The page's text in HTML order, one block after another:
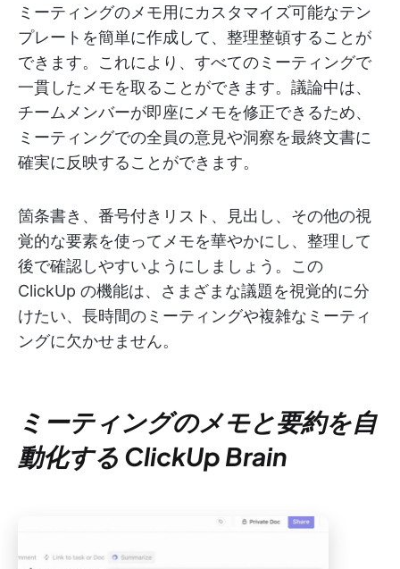
ミーティングのメモ用にカスタマイズ可能なテン
プレートを簡単に作成して、整理整頓することが
できます。これにより、すべてのミーティングで
一貫したメモを取ることができます。議論中は、
チームメンバーが即座にメモを修正できるため、
ミーティングでの全員の意見や洞察を最終文書に
確実に反映することができます。
箇条書き、番号付きリスト、見出し、その他の視
覚的な要素を使ってメモを華やかにし、整理して
後で確認しやすいようにしましょう。この
ClickUp の機能は、さまざまな議題を視覚的に分
けたい、長時間のミーティングや複雑なミーティ
ングに欠かせません。
ミーティングのメモと要約を自
動化する ClickUp Brain